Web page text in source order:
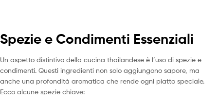
Spezie e Condimenti Essenziali
Un aspetto distintivo della cucina thailandese è l’uso di spezie e
condimenti. Questi ingredienti non solo aggiungono sapore, ma
anche una profondità aromatica che rende ogni piatto speciale.
Ecco alcune spezie chiave: